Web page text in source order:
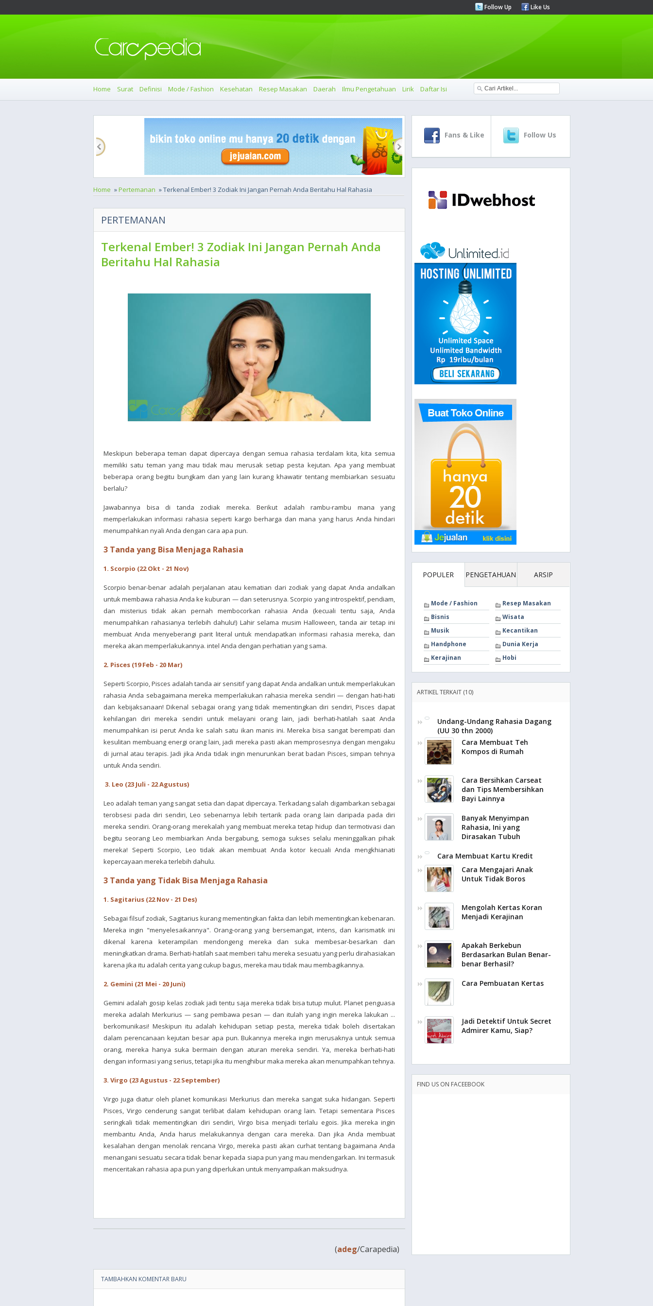
Follow Up Like Us
Home Surat Definisi Mode / Fashion Kesehatan Resep Masakan Daerah Ilmu Pengetahuan Lirik Daftar Isi
Home »Pertemanan » Terkenal Ember! 3 Zodiak Ini Jangan Pernah Anda Beritahu Hal Rahasia
PERTEMANAN
Terkenal Ember! 3 Zodiak Ini Jangan Pernah Anda
Beritahu Hal Rahasia
Meskipun beberapa teman dapat dipercaya dengan semua rahasia terdalam kita, kita semua
memiliki satu teman yang mau tidak mau merusak setiap pesta kejutan. Apa yang membuat
beberapa orang begitu bungkam dan yang lain kurang khawatir tentang membiarkan sesuatu
berlalu?
Jawabannya bisa di tanda zodiak mereka. Berikut adalah rambu-rambu mana yang
memperlakukan informasi rahasia seperti kargo berharga dan mana yang harus Anda hindari
menumpahkan nyali Anda dengan cara apa pun.
3 Tanda yang Bisa Menjaga Rahasia
1. Scorpio (22 Okt - 21 Nov)
Scorpio benar-benar adalah perjalanan atau kematian dari zodiak yang dapat Anda andalkan
untuk membawa rahasia Anda ke kuburan — dan seterusnya. Scorpio yang introspektif, pendiam,
dan misterius tidak akan pernah membocorkan rahasia Anda (kecuali tentu saja, Anda
menumpahkan rahasianya terlebih dahulu!) Lahir selama musim Halloween, tanda air tetap ini
membuat Anda menyeberangi parit literal untuk mendapatkan informasi rahasia mereka, dan
mereka akan memperlakukannya. intel Anda dengan perhatian yang sama.
2. Pisces (19 Feb - 20 Mar)
Seperti Scorpio, Pisces adalah tanda air sensitif yang dapat Anda andalkan untuk memperlakukan
rahasia Anda sebagaimana mereka memperlakukan rahasia mereka sendiri — dengan hati-hati
dan kebijaksanaan! Dikenal sebagai orang yang tidak mementingkan diri sendiri, Pisces dapat
kehilangan diri mereka sendiri untuk melayani orang lain, jadi berhati-hatilah saat Anda
menumpahkan isi perut Anda ke salah satu ikan manis ini. Mereka bisa sangat berempati dan
kesulitan membuang energi orang lain, jadi mereka pasti akan memprosesnya dengan mengaku
di jurnal atau terapis. Jadi jika Anda tidak ingin menurunkan berat badan Pisces, simpan tehnya
untuk Anda sendiri.
3. Leo (23 Juli - 22 Agustus)
Leo adalah teman yang sangat setia dan dapat dipercaya. Terkadang salah digambarkan sebagai
terobsesi pada diri sendiri, Leo sebenarnya lebih tertarik pada orang lain daripada pada diri
mereka sendiri. Orang-orang merekalah yang membuat mereka tetap hidup dan termotivasi dan
begitu seorang Leo membiarkan Anda bergabung, semoga sukses selalu meninggalkan pihak
mereka! Seperti Scorpio, Leo tidak akan membuat Anda kotor kecuali Anda mengkhianati
kepercayaan mereka terlebih dahulu.
3 Tanda yang Tidak Bisa Menjaga Rahasia
1. Sagitarius (22 Nov - 21 Des)
Sebagai filsuf zodiak, Sagitarius kurang mementingkan fakta dan lebih mementingkan kebenaran.
Mereka ingin "menyelesaikannya". Orang-orang yang bersemangat, intens, dan karismatik ini
dikenal karena keterampilan mendongeng mereka dan suka membesar-besarkan dan
meningkatkan drama. Berhati-hatilah saat memberi tahu mereka sesuatu yang perlu dirahasiakan
karena jika itu adalah cerita yang cukup bagus, mereka mau tidak mau membagikannya.
2. Gemini (21 Mei - 20 Juni)
Gemini adalah gosip kelas zodiak jadi tentu saja mereka tidak bisa tutup mulut. Planet penguasa
mereka adalah Merkurius — sang pembawa pesan — dan itulah yang ingin mereka lakukan ...
berkomunikasi! Meskipun itu adalah kehidupan setiap pesta, mereka tidak boleh disertakan
dalam perencanaan kejutan besar apa pun. Bukannya mereka ingin merusaknya untuk semua
orang, mereka hanya suka bermain dengan aturan mereka sendiri. Ya, mereka berhati-hati
dengan informasi yang serius, tetapi jika itu menghibur maka mereka akan menumpahkan tehnya.
3. Virgo (23 Agustus - 22 September)
Virgo juga diatur oleh planet komunikasi Merkurius dan mereka sangat suka hidangan. Seperti
Pisces, Virgo cenderung sangat terlibat dalam kehidupan orang lain. Tetapi sementara Pisces
seringkali tidak mementingkan diri sendiri, Virgo bisa menjadi terlalu egois. Jika mereka ingin
membantu Anda, Anda harus melakukannya dengan cara mereka. Dan jika Anda membuat
kesalahan dengan menolak rencana Virgo, mereka pasti akan curhat tentang bagaimana Anda
menangani sesuatu secara tidak benar kepada siapa pun yang mau mendengarkan. Ini termasuk
menceritakan rahasia apa pun yang diperlukan untuk menyampaikan maksudnya.
(adeg/Carapedia)
TAMBAHKAN KOMENTAR BARU
Fans & Like Follow Us
POPULER PENGETAHUAN ARSIP
Mode / Fashion
Resep Masakan
Bisnis
Wisata
Musik
Kecantikan
Handphone
Dunia Kerja
Kerajinan
Hobi
ARTIKEL TERKAIT (10)
Undang-Undang Rahasia Dagang
(UU 30 thn 2000)
Cara Membuat Teh
Kompos di Rumah
Cara Bersihkan Carseat
dan Tips Membersihkan
Bayi Lainnya
Banyak Menyimpan
Rahasia, Ini yang
Dirasakan Tubuh
Cara Membuat Kartu Kredit
Cara Mengajari Anak
Untuk Tidak Boros
Mengolah Kertas Koran
Menjadi Kerajinan
Apakah Berkebun
Berdasarkan Bulan Benar-
benar Berhasil?
Cara Pembuatan Kertas
Jadi Detektif Untuk Secret
Admirer Kamu, Siap?
FIND US ON FACEEBOOK